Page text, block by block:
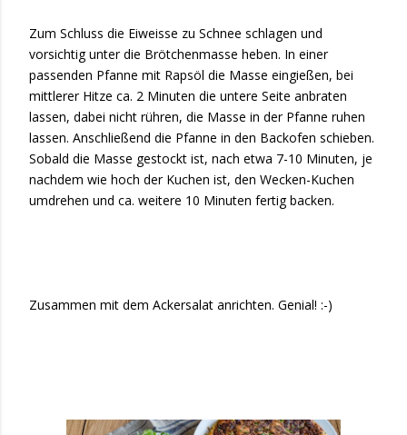
Zum Schluss die Eiweisse zu Schnee schlagen und
vorsichtig unter die Brötchenmasse heben. In einer
passenden Pfanne mit Rapsöl die Masse eingießen, bei
mittlerer Hitze ca. 2 Minuten die untere Seite anbraten
lassen, dabei nicht rühren, die Masse in der Pfanne ruhen
lassen. Anschließend die Pfanne in den Backofen schieben.
Sobald die Masse gestockt ist, nach etwa 7-10 Minuten, je
nachdem wie hoch der Kuchen ist, den Wecken-Kuchen
umdrehen und ca. weitere 10 Minuten fertig backen.
Zusammen mit dem Ackersalat anrichten. Genial! :-)